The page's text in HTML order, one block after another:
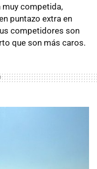
muy competida,
puntazo extra en
competidores son
que son más caros.